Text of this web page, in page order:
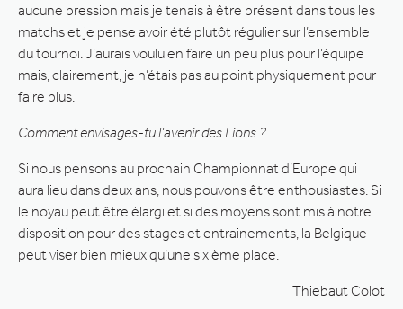
aucune pression mais je tenais à être présent dans tous les
matchs et je pense avoir été plutôt régulier sur l’ensemble
du tournoi. J’aurais voulu en faire un peu plus pour l’équipe
mais, clairement, je n’étais pas au point physiquement pour
faire plus.
Comment envisages-tu l’avenir des Lions ?
Si nous pensons au prochain Championnat d’Europe qui
aura lieu dans deux ans, nous pouvons être enthousiastes. Si
le noyau peut être élargi et si des moyens sont mis à notre
disposition pour des stages et entrainements, la Belgique
peut viser bien mieux qu’une sixième place.
Thiebaut Colot